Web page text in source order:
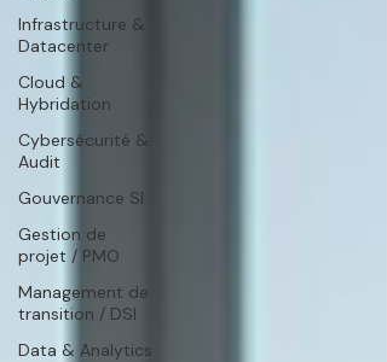
Infrastructure &
Datacenter
Cloud &
Hybridation
Cybersécurité &
Audit
Gouvernance SI
Gestion de
projet / PMO
Management de
transition / DSI
Data & Analytics